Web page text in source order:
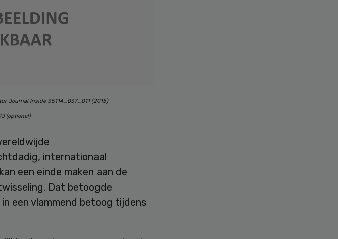
Journal Inside 35114_037_011 (2015)
(optional)
internationaal
een einde maken aan de
Dat betoogde
een vlammend betoog tijdens